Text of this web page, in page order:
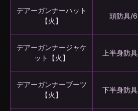
デアーガンナーハット
【火】
頭防具/
デアーガンナージャケ
ット【火】
上半身防
デアーガンナーブーツ
【火】
下半身防